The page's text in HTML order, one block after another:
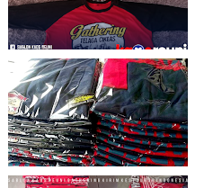
Sablon Kaos Gathering Telaga Cikeas